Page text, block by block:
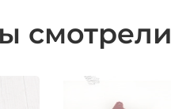
смотрели